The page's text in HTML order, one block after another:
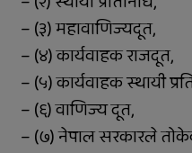
– (३) महावाणिज्यदूत,
– (४) कार्यवाहक राजदूत,
– (५) कार्यवाहक स्थायी
– (६) वाणिज्य दूत,
– (७) नेपाल सरकारले